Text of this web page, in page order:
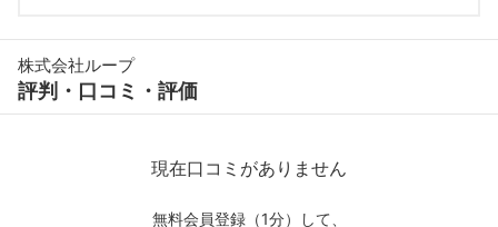
株式会社ループ
評判・口コミ・評価
現在口コミがありません
無料会員登録（1分）して、